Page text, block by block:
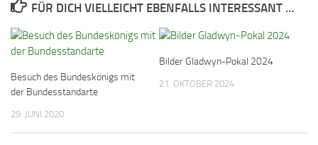
FÜR DICH VIELLEICHT EBENFALLS INTERESSANT …
Besuch des Bundeskönigs mit
der Bundesstandarte
29. JUNI 2020
Bilder Gladwyn-Pokal 2024
21. OKTOBER 2024